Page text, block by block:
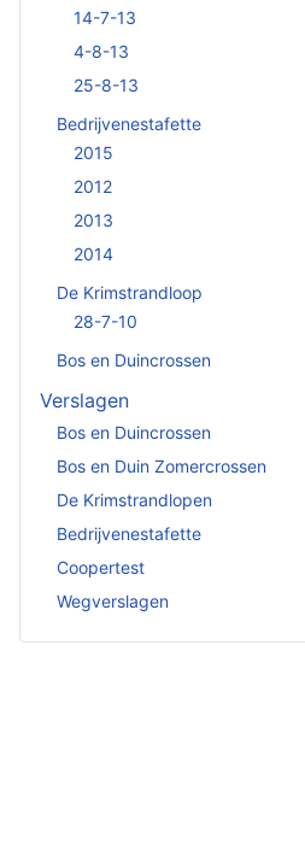
14-7-13
4-8-13
25-8-13
Bedrijvenestafette
2015
2012
2013
2014
De Krimstrandloop
28-7-10
Bos en Duincrossen
Verslagen
Bos en Duincrossen
Bos en Duin Zomercrossen
De Krimstrandlopen
Bedrijvenestafette
Coopertest
Wegverslagen